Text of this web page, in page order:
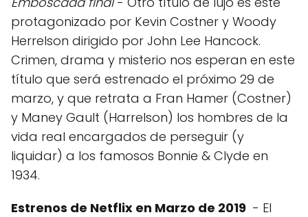
protagonizado por Kevin Costner y Woody
Herrelson dirigido por John Lee Hancock.
Crimen, drama y misterio nos esperan en este
título que será estrenado el próximo 29 de
marzo, y que retrata a Fran Hamer (Costner)
y Maney Gault (Harrelson) los hombres de la
vida real encargados de perseguir (y
liquidar) a los famosos Bonnie & Clyde en
1934.
Estrenos de Netflix en Marzo de 2019 - El